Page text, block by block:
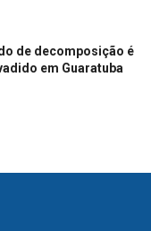
de decomposição é
em Guaratuba